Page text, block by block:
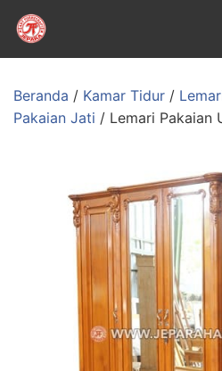
Beranda / Kamar Tidur /
Pakaian Jati / Lemari Pakaian